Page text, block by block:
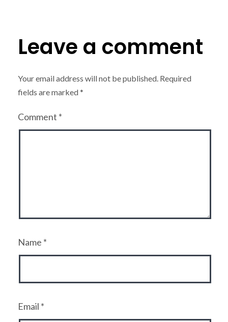
Leave a comment
Your email address will not be published. Required
fields are marked*
Comment *
Name *
Email *